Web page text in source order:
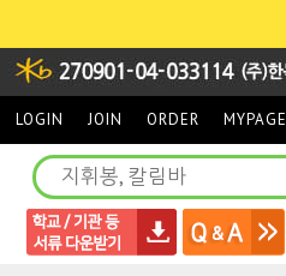
LOGIN JOIN ORDER MYPAGE